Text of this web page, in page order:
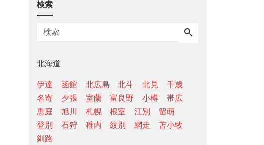
検索
北海道
伊達 函館 北広島 北斗 北見
千歳
名寄
夕張 室蘭 富良野 小樽
帯広
恵庭
旭川 札幌 根室 江別
留萌
登別
石狩 稚内 紋別 網走
苫小牧
釧路